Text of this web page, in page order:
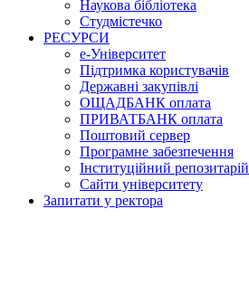
Наукова бібліотека
Студмістечко
РЕСУРСИ
е-Університет
Підтримка користувачів
Державні закупівлі
ОЩАДБАНК оплата
ПРИВАТБАНК оплата
Поштовий сервер
Програмне забезпечення
Інституційний репозитарій
Сайти університету
Запитати у ректора